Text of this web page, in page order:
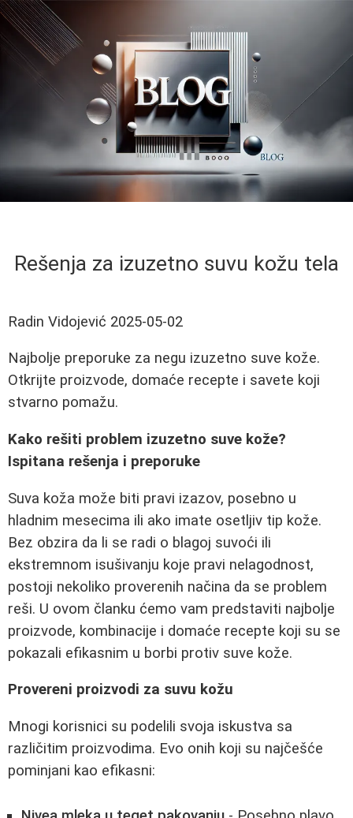
Rešenja za izuzetno suvu kožu tela
Radin Vidojević 2025-05-02
Najbolje preporuke za negu izuzetno suve kože.
Otkrijte proizvode, domaće recepte i savete koji
stvarno pomažu.
Kako rešiti problem izuzetno suve kože?
Ispitana rešenja i preporuke
Suva koža može biti pravi izazov, posebno u
hladnim mesecima ili ako imate osetljiv tip kože.
Bez obzira da li se radi o blagoj suvoći ili
ekstremnom isušivanju koje pravi nelagodnost,
postoji nekoliko proverenih načina da se problem
reši. U ovom članku ćemo vam predstaviti najbolje
proizvode, kombinacije i domaće recepte koji su se
pokazali efikasnim u borbi protiv suve kože.
Provereni proizvodi za suvu kožu
Mnogi korisnici su podelili svoja iskustva sa
različitim proizvodima. Evo onih koji su najčešće
pominjani kao efikasni: